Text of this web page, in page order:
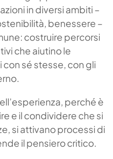
in diversi ambiti –
benessere –
costruire percorsi
che aiutino le
sé stesse, con gli
perché è
e il condividere che si
si attivano processi di
il pensiero critico.